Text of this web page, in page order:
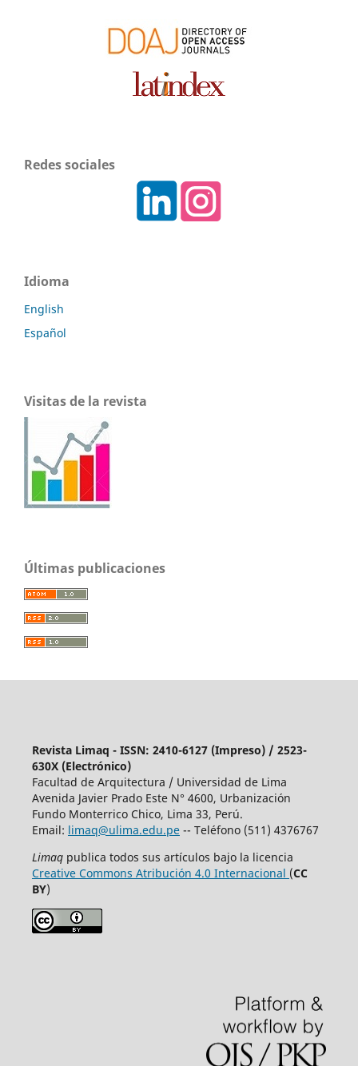
Redes sociales
Idioma
English
Español
Visitas de la revista
Últimas publicaciones
Revista Limaq - ISSN: 2410-6127 (Impreso) / 2523-
630X (Electrónico)
Facultad de Arquitectura / Universidad de Lima
Avenida Javier Prado Este N° 4600, Urbanización
Fundo Monterrico Chico, Lima 33, Perú.
Email: limaq@ulima.edu.pe-- Teléfono (511) 4376767
Limaq publica todos sus artículos bajo la licencia
Creative Commons Atribución 4.0 Internacional (CC
BY)